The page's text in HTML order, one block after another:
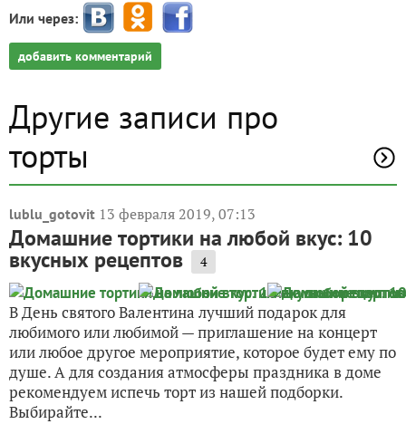
Или через:
добавить комментарий
Другие записи про
торты
lublu_gotovit 13 февраля 2019, 07:13
Домашние тортики на любой вкус: 10
вкусных рецептов 4
В День святого Валентина лучший подарок для
любимого или любимой — приглашение на концерт
или любое другое мероприятие, которое будет ему по
душе. А для создания атмосферы праздника в доме
рекомендуем испечь торт из нашей подборки.
Выбирайте...